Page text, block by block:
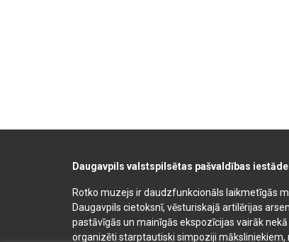
Daugavpils valstspilsētas pašvaldības
Rotko muzejs ir daudzfunkcionāls laikmetīgās
Daugavpils cietoksnī, vēsturiskajā artilērijas
pastāvīgās un mainīgās ekspozīcijas vairāk
organizēti starptautiski simpoziji māksliniekiem,